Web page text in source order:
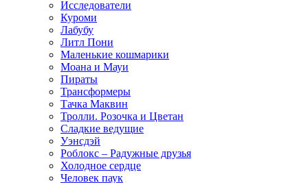
Исследователи
Куроми
Лабубу
Литл Пони
Маленькие кошмарики
Моана и Мауи
Пираты
Трансформеры
Тачка Маквин
Тролли. Розочка и Цветан
Сладкие ведущие
Уэнсдэй
Роблокс – Радужные друзья
Холодное сердце
Человек паук